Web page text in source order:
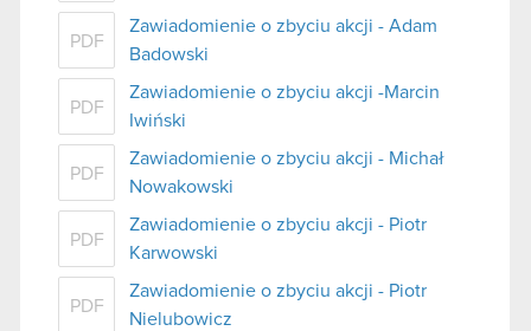
PDF
Zawiadomienie o zbyciu akcji - Adam
Badowski
PDF
Zawiadomienie o zbyciu akcji -Marcin
Iwiński
PDF
Zawiadomienie o zbyciu akcji - Michał
Nowakowski
PDF
Zawiadomienie o zbyciu akcji - Piotr
Karwowski
PDF
Zawiadomienie o zbyciu akcji - Piotr
Nielubowicz